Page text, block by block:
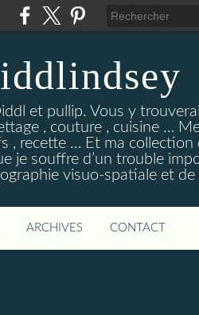
et pullip. Vous y
, couture , cuisine …
recette … Et ma collection
je souffre d’un trouble
visuo-spatiale et de
ARCHIVES CONTACT